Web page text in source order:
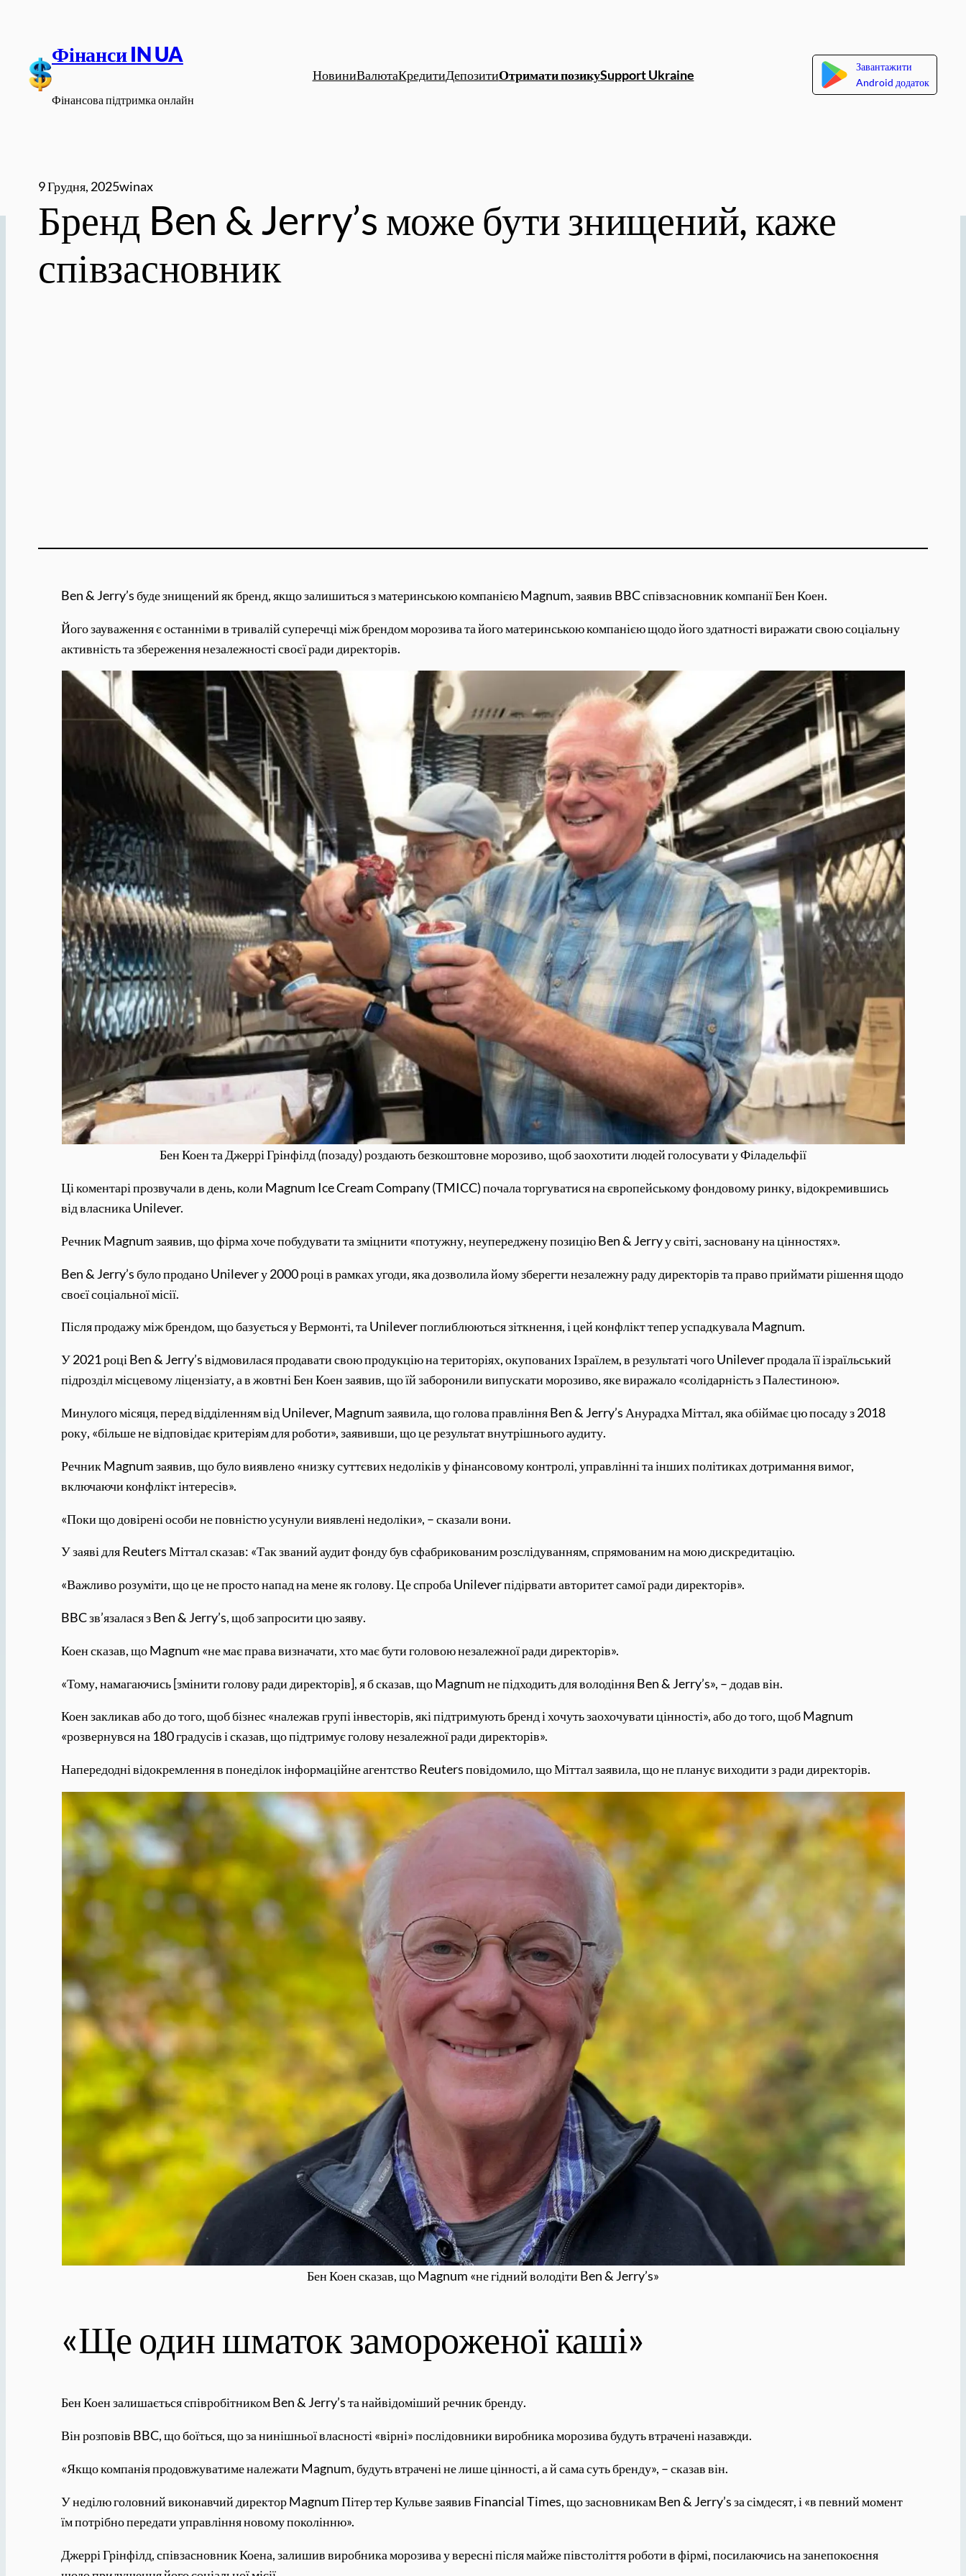
вмісту
Фінанси IN UA
Фінансова підтримка онлайн
НовиниВалютаКредитиДепозитиОтримати позикуSupport Ukraine
Завантажити
Android додаток
9 Грудня, 2025winax
Бренд Ben & Jerry’s може бути знищений, каже
співзасновник
Ben & Jerry’s буде знищений як бренд, якщо залишиться з материнською компанією Magnum, заявив BBC співзасновник компанії Бен Коен.
Його зауваження є останніми в тривалій суперечці між брендом морозива та його материнською компанією щодо його здатності виражати свою соціальну
активність та збереження незалежності своєї ради директорів.
Бен Коен та Джеррі Грінфілд (позаду) роздають безкоштовне морозиво, щоб заохотити людей голосувати у Філадельфії
Ці коментарі прозвучали в день, коли Magnum Ice Cream Company (TMICC) почала торгуватися на європейському фондовому ринку, відокремившись
від власника Unilever.
Речник Magnum заявив, що фірма хоче побудувати та зміцнити «потужну, неупереджену позицію Ben & Jerry у світі, засновану на цінностях».
Ben & Jerry’s було продано Unilever у 2000 році в рамках угоди, яка дозволила йому зберегти незалежну раду директорів та право приймати рішення щодо
своєї соціальної місії.
Після продажу між брендом, що базується у Вермонті, та Unilever поглиблюються зіткнення, і цей конфлікт тепер успадкувала Magnum.
У 2021 році Ben & Jerry’s відмовилася продавати свою продукцію на територіях, окупованих Ізраїлем, в результаті чого Unilever продала її ізраїльський
підрозділ місцевому ліцензіату, а в жовтні Бен Коен заявив, що їй заборонили випускати морозиво, яке виражало «солідарність з Палестиною».
Минулого місяця, перед відділенням від Unilever, Magnum заявила, що голова правління Ben & Jerry’s Анурадха Міттал, яка обіймає цю посаду з 2018
року, «більше не відповідає критеріям для роботи», заявивши, що це результат внутрішнього аудиту.
Речник Magnum заявив, що було виявлено «низку суттєвих недоліків у фінансовому контролі, управлінні та інших політиках дотримання вимог,
включаючи конфлікт інтересів».
«Поки що довірені особи не повністю усунули виявлені недоліки», – сказали вони.
У заяві для Reuters Міттал сказав: «Так званий аудит фонду був сфабрикованим розслідуванням, спрямованим на мою дискредитацію.
«Важливо розуміти, що це не просто напад на мене як голову. Це спроба Unilever підірвати авторитет самої ради директорів».
BBC зв’язалася з Ben & Jerry’s, щоб запросити цю заяву.
Коен сказав, що Magnum «не має права визначати, хто має бути головою незалежної ради директорів».
«Тому, намагаючись [змінити голову ради директорів], я б сказав, що Magnum не підходить для володіння Ben & Jerry’s», – додав він.
Коен закликав або до того, щоб бізнес «належав групі інвесторів, які підтримують бренд і хочуть заохочувати цінності», або до того, щоб Magnum
«розвернувся на 180 градусів і сказав, що підтримує голову незалежної ради директорів».
Напередодні відокремлення в понеділок інформаційне агентство Reuters повідомило, що Міттал заявила, що не планує виходити з ради директорів.
Бен Коен сказав, що Magnum «не гідний володіти Ben & Jerry’s»
«Ще один шматок замороженої каші»
Бен Коен залишається співробітником Ben & Jerry’s та найвідоміший речник бренду.
Він розповів BBC, що боїться, що за нинішньої власності «вірні» послідовники виробника морозива будуть втрачені назавжди.
«Якщо компанія продовжуватиме належати Magnum, будуть втрачені не лише цінності, а й сама суть бренду», – сказав він.
У неділю головний виконавчий директор Magnum Пітер тер Кульве заявив Financial Times, що засновникам Ben & Jerry’s за сімдесят, і «в певний момент
їм потрібно передати управління новому поколінню».
Джеррі Грінфілд, співзасновник Коена, залишив виробника морозива у вересні після майже півстоліття роботи в фірмі, посилаючись на занепокоєння